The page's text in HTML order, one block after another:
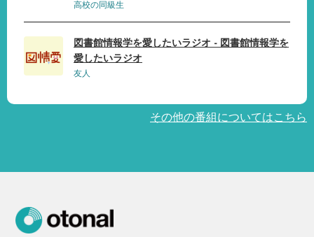
高校の同級生
図書館情報学を愛したいラジオ - 図書館情報学を
愛したいラジオ
友人
その他の番組についてはこちら